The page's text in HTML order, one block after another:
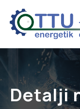
Detalji